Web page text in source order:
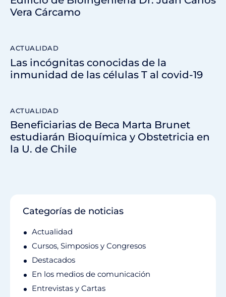
Vera Cárcamo
ACTUALIDAD
Las incógnitas conocidas de la
inmunidad de las células T al covid-19
ACTUALIDAD
Beneficiarias de Beca Marta Brunet
estudiarán Bioquímica y Obstetricia en
la U. de Chile
Categorías de noticias
Actualidad
Cursos, Simposios y Congresos
Destacados
En los medios de comunicación
Entrevistas y Cartas